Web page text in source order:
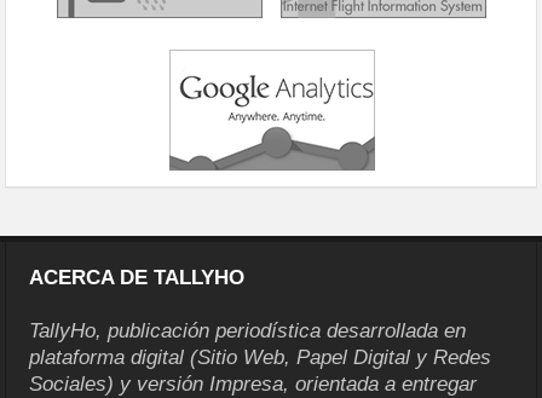
ACERCA DE TALLYHO
TallyHo, publicación periodística desarrollada en
plataforma digital (Sitio Web, Papel Digital y Redes
Sociales) y versión Impresa, orientada a entregar